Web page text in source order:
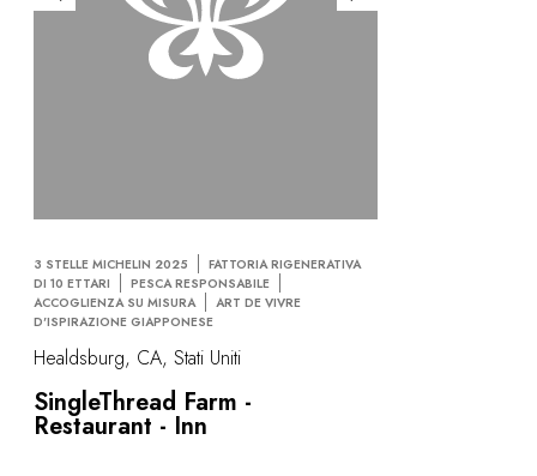
3 STELLE MICHELIN 2025
FATTORIA RIGENERATIVA
DI 10 ETTARI
PESCA RESPONSABILE
ACCOGLIENZA SU MISURA
ART DE VIVRE
D'ISPIRAZIONE GIAPPONESE
Healdsburg, CA, Stati Uniti
SingleThread Farm -
Restaurant - Inn